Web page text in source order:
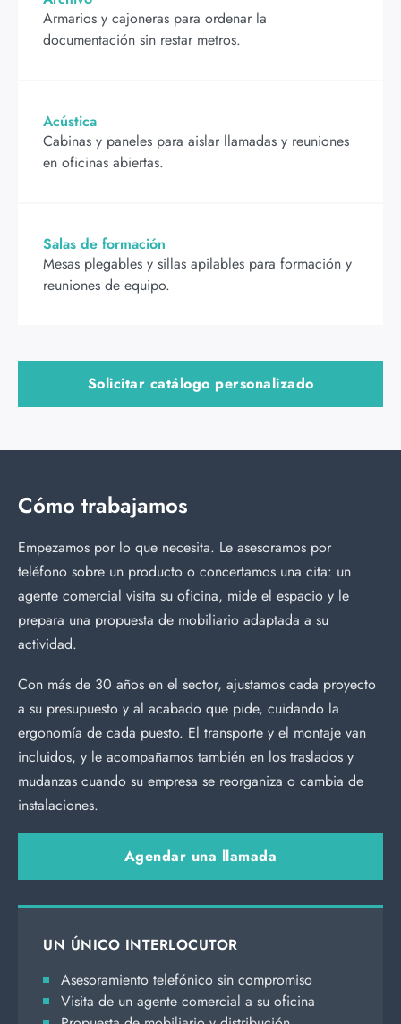
Armarios y cajoneras para ordenar la
documentación sin restar metros.
Acústica
Cabinas y paneles para aislar llamadas y reuniones
en oficinas abiertas.
Salas de formación
Mesas plegables y sillas apilables para formación y
reuniones de equipo.
Solicitar catálogo personalizado
Cómo trabajamos
Empezamos por lo que necesita. Le asesoramos por
teléfono sobre un producto o concertamos una cita: un
agente comercial visita su oficina, mide el espacio y le
prepara una propuesta de mobiliario adaptada a su
actividad.
Con más de 30 años en el sector, ajustamos cada proyecto
a su presupuesto y al acabado que pide, cuidando la
ergonomía de cada puesto. El transporte y el montaje van
incluidos, y le acompañamos también en los traslados y
mudanzas cuando su empresa se reorganiza o cambia de
instalaciones.
Agendar una llamada
UN ÚNICO INTERLOCUTOR
Asesoramiento telefónico sin compromiso
Visita de un agente comercial a su oficina